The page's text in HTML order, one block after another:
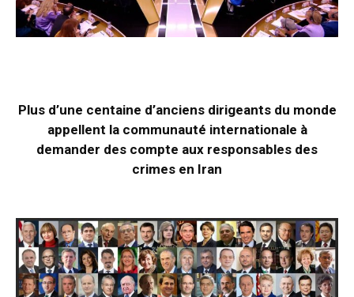
Plus d’une centaine d’anciens dirigeants du monde
appellent la communauté internationale à
demander des compte aux responsables des
crimes en Iran